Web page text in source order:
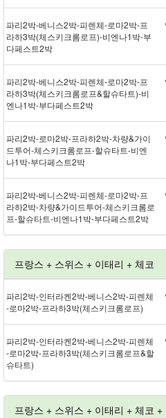
파리 2박 - 베니스 2박 - 피렌체 - 로마 2박 - 프
라하 3박(체스키크롬로프) - 비엔나 1박 - 부
다페스트 2박
파리 2박 - 베니스 2박 - 피렌체 - 로마 2박 - 프
라하 3박(체스키크롬로프&할슈타트) - 비
엔나 1박 - 부다페스트 2박
파리 2박 - 로마 2박 - 프라하 2박 - 차량&가이
드투어 - 체스키크롬로프 - 할슈타트 - 비엔
나 1박 - 부다페스트 2박
파리 2박 - 베니스 2박 - 피렌체 - 로마 2박 - 프
라하 2박 - 차량&가이드투어 - 체스키크롬로
프 - 할슈타트 - 비엔나 1박 - 부다페스트 2박
프랑스 + 스위스 + 이태리 + 체코
파리 2박 - 인터라켄 2박 - 베니스 2박 - 피렌체
- 로마 2박 - 프라하 3박(체스키크롬로프)
파리 2박 - 인터라켄 2박 - 베니스 2박 - 피렌체
- 로마 2박 - 프라하 3박(체스키크롬로프&할
슈타트)
프랑스 + 스위스 + 이태리 + 체코